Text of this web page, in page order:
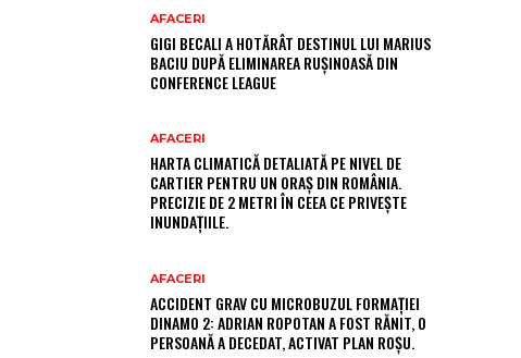
AFACERI
GIGI BECALI A HOTĂRÂT DESTINUL LUI MARIUS
BACIU DUPĂ ELIMINAREA RUȘINOASĂ DIN
CONFERENCE LEAGUE
AFACERI
HARTA CLIMATICĂ DETALIATĂ PE NIVEL DE
CARTIER PENTRU UN ORAȘ DIN ROMÂNIA.
PRECIZIE DE 2 METRI ÎN CEEA CE PRIVEȘTE
INUNDAȚIILE.
AFACERI
ACCIDENT GRAV CU MICROBUZUL FORMAȚIEI
DINAMO 2: ADRIAN ROPOTAN A FOST RĂNIT, O
PERSOANĂ A DECEDAT, ACTIVAT PLAN ROȘU.